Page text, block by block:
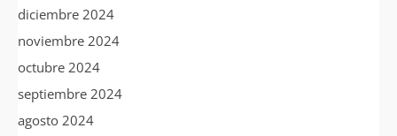
diciembre 2024
noviembre 2024
octubre 2024
septiembre 2024
agosto 2024